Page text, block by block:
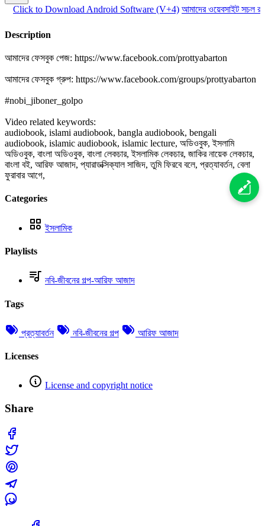
Click to Download Android Software (V+4) আমাদের ওয়েবসাইট সচল
Description
আমাদের ফেসবুক পেজ: https://www.facebook.com/prottyabarton
আমাদের ফেসবুক গ্রুপ: https://www.facebook.com/groups/prottyabarton
#nobi_jiboner_golpo
Video related keywords:
audiobook, islami audiobook, bangla audiobook, bengali
audiobook, islamic audiobook, islamic lecture, অডিওবুক, ইসলামি
অডিওবুক, বাংলা অডিওবুক, বাংলা লেকচার, ইসলামিক লেকচার, জাকির নায়েক লেকচার,
বাংলা বই, আরিফ আজাদ, প্যারাডক্সিক্যাল সাজিদ, তুমি ফিরবে বলে, প্রত্যাবর্তন, বেলা
ফুরাবার আগে,
Categories
ইসলামিক
Playlists
নবি-জীবনের গল্প-আরিফ আজাদ
Tags
প্রত্যাবর্তন নবি-জীবনের গল্প আরিফ আজাদ
Licenses
License and copyright notice
Share